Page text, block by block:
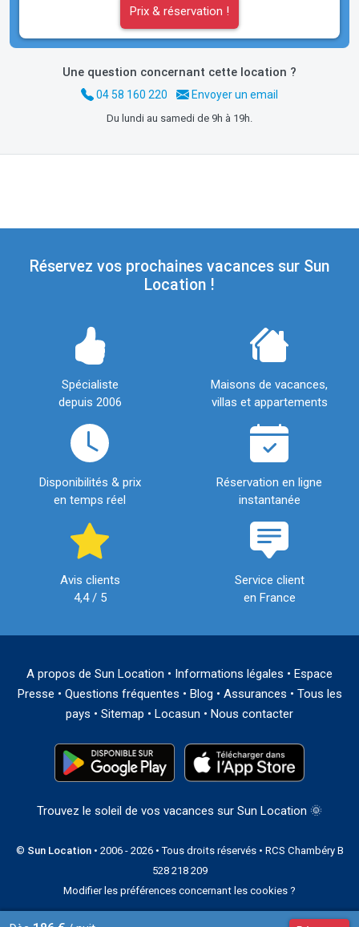
Prix & réservation !
Une question concernant cette location ?
04 58 160 220 Envoyer un email
Du lundi au samedi de 9h à 19h.
Réservez vos prochaines vacances sur Sun
Location !
Spécialiste
depuis 2006
Maisons de vacances,
villas et appartements
Disponibilités & prix
en temps réel
Réservation en ligne
instantanée
Avis clients
4,4 / 5
Service client
en France
A propos de Sun Location • Informations légales • Espace
Presse • Questions fréquentes • Blog • Assurances • Tous les
pays • Sitemap • Locasun • Nous contacter
Trouvez le soleil de vos vacances sur Sun Location 🌞
© Sun Location• 2006 - 2026 • Tous droits réservés • RCS Chambéry B
528 218 209
Modifier les préférences concernant les cookies ?